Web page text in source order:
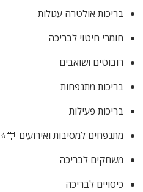
בריכות אולטרה עגולות
חומרי חיטוי לבריכה
רובוטים ושואבים
בריכות מתנפחות
בריכות פעילות
מתנפחים למסיבות ואירועים 🎊⭐
משחקים לבריכה
כיסויים לבריכה